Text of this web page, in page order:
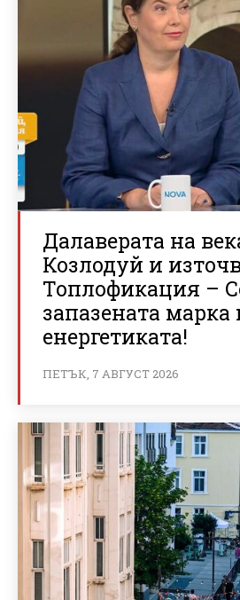
Далаверата на
Козлодуй и
Топлофикация –
запазената
енергетиката!
ПЕТЪК, 7 АВГУСТ 2026